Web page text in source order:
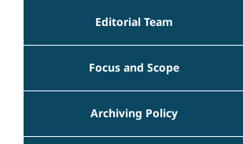
Editorial Team
Focus and Scope
Archiving Policy